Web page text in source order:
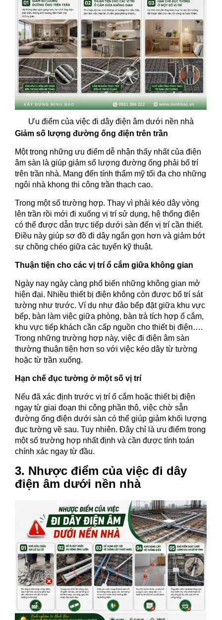
Ưu điểm của việc đi dây điện âm dưới nền nhà
Giảm số lượng đường ống điện trên trần
Một trong những ưu điểm dễ nhận thấy nhất của điện
âm sàn là giúp giảm số lượng đường ống phải bố trí
trên trần nhà. Mang đến tính thẩm mỹ tối đa cho những
ngôi nhà khong thi công trần thạch cao.
Trong một số trường hợp. Thay vì phải kéo dây vòng
lên trần rồi mới đi xuống vị trí sử dụng, hệ thống điện
có thể được dẫn trực tiếp dưới sàn đến vị trí cần thiết.
Điều này giúp sơ đồ đi dây ngắn gọn hơn và giảm bớt
sự chồng chéo giữa các tuyến kỹ thuật.
Thuận tiện cho các vị trí ổ cắm giữa không gian
Ngày nay ngày càng phổ biến những không gian mở
hiện đại. Nhiều thiết bị điện không còn được bố trí sát
tường như trước. Ví dụ như đảo bếp đặt giữa khu vực
bếp, bàn làm việc giữa phòng, bàn trà tích hợp ổ cắm,
khu vực tiếp khách cần cấp nguồn cho thiết bị điện….
Trong những trường hợp này, việc đi điện âm sàn
thường thuận tiện hơn so với việc kéo dây từ tường
hoặc từ trần xuống.
Hạn chế đục tường ở một số vị trí
Nếu đã xác định trước vị trí ổ cắm hoặc thiết bị điện
ngay từ giai đoạn thi công phần thô, việc chờ sẵn
đường ống điện dưới sàn có thể giúp giảm khối lượng
đục tường về sau. Tuy nhiên. Đây chỉ là ưu điểm trong
một số trường hợp nhất định và cần được tính toán
chính xác ngay từ đầu.
3. Nhược điểm của việc đi dây
điện âm dưới nền nhà